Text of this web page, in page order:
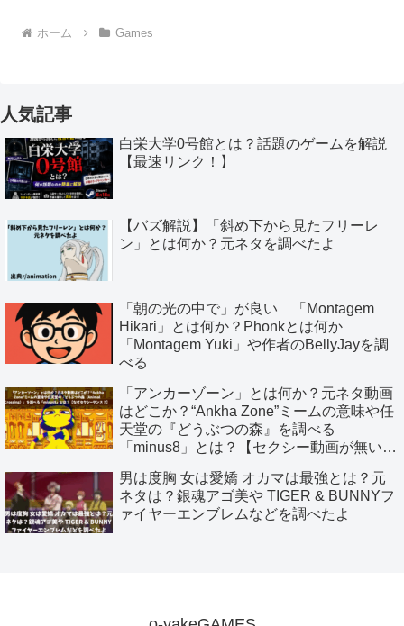
ホーム Games
人気記事
白栄大学0号館とは？話題のゲームを解説
【最速リンク！】
【バズ解説】「斜め下から見たフリーレ
ン」とは何か？元ネタを調べたよ
「朝の光の中で」が良い 「Montagem
Hikari」とは何か？Phonkとは何か
「Montagem Yuki」や作者のBellyJayを調
べる
「アンカーゾーン」とは何か？元ネタ動画
はどこか？“Ankha Zone”ミームの意味や任
天堂の『どうぶつの森』を調べる
「minus8」とは？【セクシー動画が無いる
男は度胸 女は愛嬌 オカマは最強とは？元
ネタは？銀魂アゴ美や TIGER & BUNNYフ
ァイヤーエンブレムなどを調べたよ